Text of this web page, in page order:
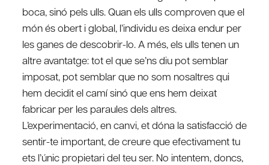
boca, sinó pels ulls. Quan els ulls comproven que el
món és obert i global, l’individu es deixa endur per
les ganes de descobrir-lo. A més, els ulls tenen un
altre avantatge: tot el que se’ns diu pot semblar
imposat, pot semblar que no som nosaltres qui
hem decidit el camí sinó que ens hem deixat
fabricar per les paraules dels altres.
L’experimentació, en canvi, et dóna la satisfacció de
sentir-te important, de creure que efectivament tu
ets l’únic propietari del teu ser. No intentem, doncs,